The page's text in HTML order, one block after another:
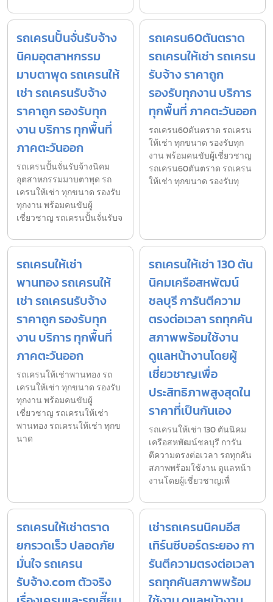
รถเครนปั้นจั่นรับจ้าง
นิคมอุตสาหกรรม
มาบตาพุด รถเครนให้
เช่า รถเครนรับจ้าง
ราคาถูก รองรับทุก
งาน บริการ ทุกพื้นที่
ภาคตะวันออก
รถเครนปั้นจั่นรับจ้างนิคม
อุตสาหกรรมมาบตาพุด รถ
เครนให้เช่า ทุกขนาด รองรับ
ทุกงาน พร้อมคนขับผู้
เชี่ยวชาญ รถเครนปั้นจั่นรับจ
รถเครน60ตันตราด
รถเครนให้เช่า รถเครน
รับจ้าง ราคาถูก
รองรับทุกงาน บริการ
ทุกพื้นที่ ภาคตะวันออก
รถเครน60ตันตราด รถเครน
ให้เช่า ทุกขนาด รองรับทุก
งาน พร้อมคนขับผู้เชี่ยวชาญ
รถเครน60ตันตราด รถเครน
ให้เช่า ทุกขนาด รองรับทุ
รถเครนให้เช่า
พานทอง รถเครนให้
เช่า รถเครนรับจ้าง
ราคาถูก รองรับทุก
งาน บริการ ทุกพื้นที่
ภาคตะวันออก
รถเครนให้เช่าพานทอง รถ
เครนให้เช่า ทุกขนาด รองรับ
ทุกงาน พร้อมคนขับผู้
เชี่ยวชาญ รถเครนให้เช่า
พานทอง รถเครนให้เช่า ทุกข
นาด
รถเครนให้เช่า 130 ตัน
นิคมเครือสหพัฒน์
ชลบุรี การันตีความ
ตรงต่อเวลา รถทุกคัน
สภาพพร้อมใช้งาน
ดูแลหน้างานโดยผู้
เชี่ยวชาญเพื่อ
ประสิทธิภาพสูงสุดใน
ราคาที่เป็นกันเอง
รถเครนให้เช่า 130 ตันนิคม
เครือสหพัฒน์ชลบุรี การัน
ตีความตรงต่อเวลา รถทุกคัน
สภาพพร้อมใช้งาน ดูแลหน้า
งานโดยผู้เชี่ยวชาญเพื่
รถเครนให้เช่าตราด
ยกรวดเร็ว ปลอดภัย
มั่นใจ รถเครน
รับจ้าง.com ตัวจริง
เช่ารถเครนนิคมอีส
เทิร์นซีบอร์ดระยอง กา
รันตีความตรงต่อเวลา
รถทุกคันสภาพพร้อม